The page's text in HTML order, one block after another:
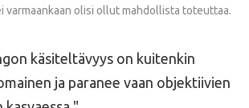
varmaankaan olisi ollut mahdollista toteuttaa.
käsiteltävyys on kuitenkin
ja paranee vaan objektiivien